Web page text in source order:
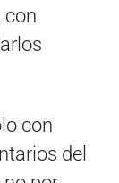
con
con
del